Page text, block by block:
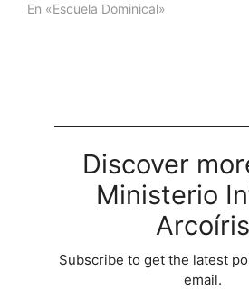
En «Escuela Dominical»
Discover
Ministerio
Arcoíris
Subscribe to get the latest
email.